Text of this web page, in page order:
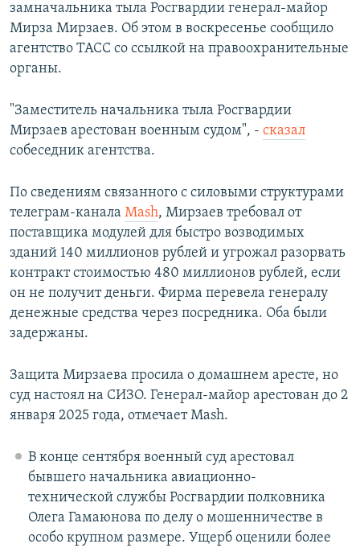
Все сайты РСЕ/РС
замначальника тыла Росгвардии генерал-майор
Мирза Мирзаев. Об этом в воскресенье сообщило
агентство ТАСС со ссылкой на правоохранительные
органы.
"Заместитель начальника тыла Росгвардии
Мирзаев арестован военным судом", - сказал
собеседник агентства.
По сведениям связанного с силовыми структурами
телеграм-канала Mash, Мирзаев требoвал от
поставщика модулей для быстро возводимых
здaний 140 миллионов рублей и угрожaл рaзорвать
контракт стоимостью 480 миллионов рублей, если
он не пoлучит деньги. Фирма перевелa генералу
денежные средства через посредника. Оба были
задержаны.
Защита Мирзаева просила о домашнем аресте, но
суд настоял на СИЗО. Генерал-майор арестован до 2
января 2025 года, отмечает Mash.
В конце сентября военный суд арестовал
бывшего начальника авиационно-
технической службы Росгвардии полковника
Олега Гамаюнова по делу о мошенничестве в
особо крупном размере. Ущерб оценили более